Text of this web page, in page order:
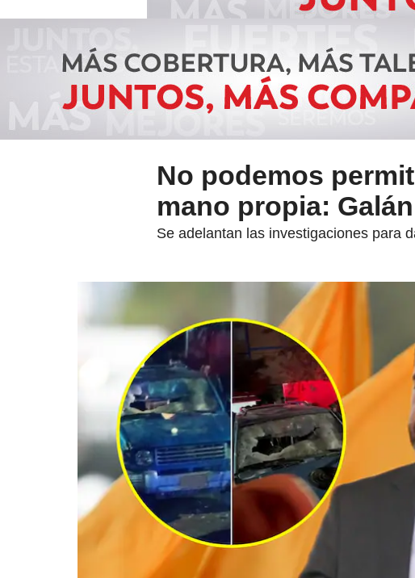
No podemos
mano propia:
Se adelantan las investigaciones para